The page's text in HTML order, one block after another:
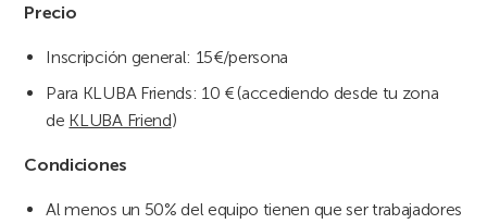
Precio
Inscripción general: 15€/persona
Para KLUBA Friends: 10 € (accediendo desde tu zona
de KLUBA Friend)
Condiciones
Al menos un 50% del equipo tienen que ser trabajadores